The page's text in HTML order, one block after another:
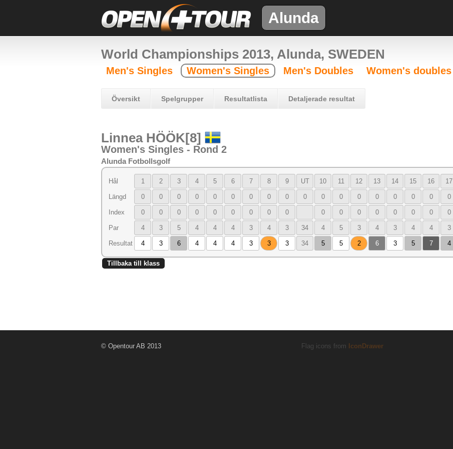
Alunda
World Championships 2013, Alunda, SWEDEN
Men's Singles Women's Singles Men's Doubles Women's doubles
Översikt Spelgrupper Resultatlista Detaljerade resultat
Linnea HÖÖK[8]
Women's Singles - Rond 2
Alunda Fotbollsgolf
Hål 1 2 3 4 5 6 7 8 9 UT 10 11 12 13 14 15 16 17
Längd 0 0 0 0 0 0 0 0 0 0 0 0 0 0 0 0 0 0
Index 0 0 0 0 0 0 0 0 0 0 0 0 0 0 0 0 0
Par 4 3 5 4 4 4 3 4 3 34 4 5 3 4 3 4 4 3
Resultat 4 3 6 4 4 4 3 3 3 34 5 5 2 6 3 5 7 4
Tillbaka till klass
Flag icons from IconDrawer
© Opentour AB 2013